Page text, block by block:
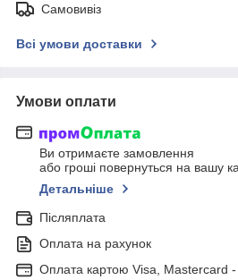
Самовивіз
Всі умови доставки
Умови оплати
Ви отримаєте замовлення
або гроші повернуться на вашу
Детальніше
Післяплата
Оплата на рахунок
Оплата картою Visa, Mastercard